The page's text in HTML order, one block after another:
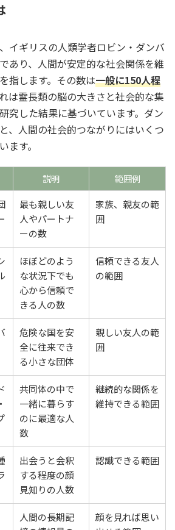
イギリスの人類学者ロビン・ダンバ
あり、人間が安定的な社会関係を維
指します。その数は一般に150人程
は霊長類の脳の大きさと社会的な集
究した結果に基づいています。ダン
、人間の社会的つながりにはいくつ
ます。
説明
範囲例
最も親しい友
人やパートナ
ーの数
家族、親友の範
囲
ほぼどのよう
な状況下でも
心から信頼で
きる人の数
信頼できる友人
の範囲
危険な国を安
全に往来でき
る小さな団体
親しい友人の範
囲
共同体の中で
一緒に暮らす
のに最適な人
数
継続的な関係を
維持できる範囲
出会うと会釈
する程度の顔
見知りの人数
認識できる範囲
人間の長期記
顔を見れば思い